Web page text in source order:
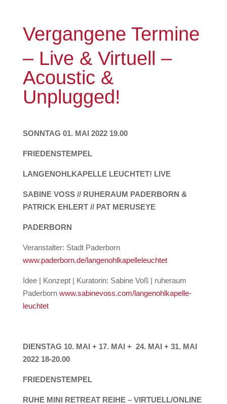
Vergangene Termine
– Live & Virtuell –
Acoustic &
Unplugged!
SONNTAG 01. MAI 2022 19.00
FRIEDENSTEMPEL
LANGENOHLKAPELLE LEUCHTET! LIVE
SABINE VOSS // RUHERAUM PADERBORN &
PATRICK EHLERT // PAT MERUSEYE
PADERBORN
Veranstalter: Stadt Paderborn
www.paderborn.de/langenohlkapelleleuchtet
Idee | Konzept | Kuratorin: Sabine Voß | ruheraum
Paderborn www.sabinevoss.com/langenohlkapelle-
leuchtet
DIENSTAG 10. MAI + 17. MAI + 24. MAI + 31. MAI
2022 18-20.00
FRIEDENSTEMPEL
RUHE MINI RETREAT REIHE – VIRTUELL/ONLINE